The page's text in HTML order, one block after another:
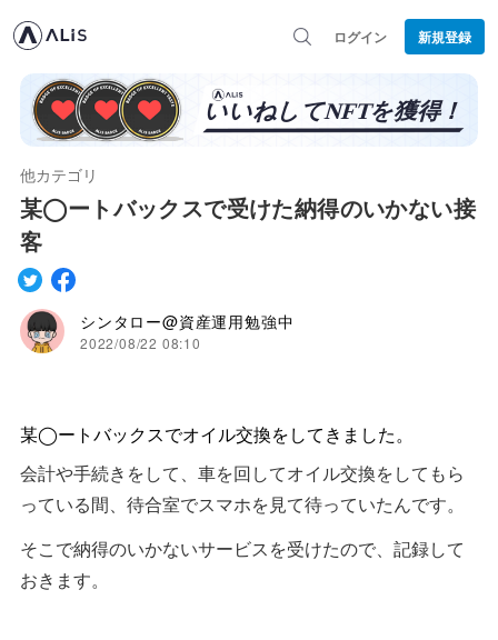
ログイン 新規登録
他カテゴリ
某◯ートバックスで受けた納得のいかない接
客
シンタロー@資産運用勉強中
2022/08/22 08:10
某◯ートバックスでオイル交換をしてきました。
会計や手続きをして、車を回してオイル交換をしてもら
っている間、待合室でスマホを見て待っていたんです。
そこで納得のいかないサービスを受けたので、記録して
おきます。